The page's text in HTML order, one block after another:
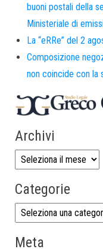
buoni postali della
Ministeriale di
La “eRRe” del 2
Composizione
non coincide con la
Archivi
Categorie
Meta